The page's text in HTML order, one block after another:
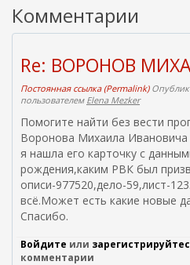
Комментарии
Re: ВОРОНОВ
Постоянная ссылка (Permalink)
пользователем Elena Mezker
Помогите найти без вести
Воронова Михаила Ивановича
я нашла его карточку с
рождения,каким РВК был
описи-977520,дело-59,лист-
всё.Может есть какие новые
Спасибо.
Войдите или
комментарии